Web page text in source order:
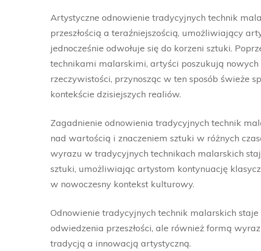
Artystyczne odnowienie tradycyjnych technik
przeszłością a teraźniejszością, umożliwiający
jednocześnie odwołuje się do korzeni sztuki.
technikami malarskimi, artyści poszukują
rzeczywistości, przynosząc w ten sposób świeże
kontekście dzisiejszych realiów.
Zagadnienie odnowienia tradycyjnych technik
nad wartością i znaczeniem sztuki w różnych
wyrazu w tradycyjnych technikach malarskich
sztuki, umożliwiając artystom kontynuację
w nowoczesny kontekst kulturowy.
Odnowienie tradycyjnych technik malarskich
odwiedzenia przeszłości, ale również formą
tradycją a innowacją artystyczną.